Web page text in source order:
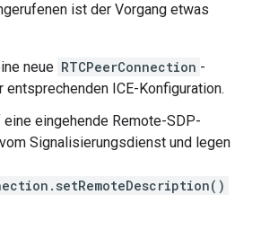
ist der Vorgang etwas
neue RTCPeerConnection -
entsprechenden ICE-Konfiguration.
eine eingehende Remote-SDP-
Signalisierungsdienst und legen